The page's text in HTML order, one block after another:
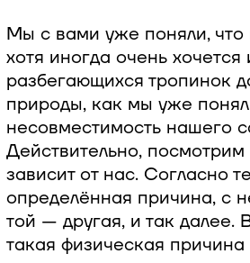
Мы с вами уже поняли, что
хотя иногда очень
разбегающихся тропинок
природы, как мы уже
несовместимость нашего
Действительно,
зависит от нас. Согласно
определённая причина, с
той — другая, и так
такая физическая